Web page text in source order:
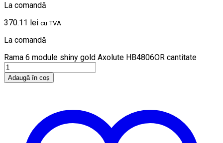
La comandă
370.11 lei cu TVA
La comandă
Rama 6 module shiny gold Axolute HB4806OR cantitate
Adaugă în coș